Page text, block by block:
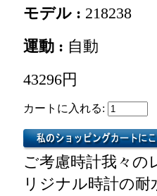
モデル : 218238
運動 : 自動
43296円
カートに入れる:
ご考慮時計我々
リジナル時計の